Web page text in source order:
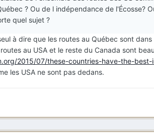
? Ou de l indépendance de l'Écosse?
quel sujet ?
à dire que les routes au Québec sont
au USA et le reste du Canada sont
2015/07/these-countries-have-the-
les USA ne sont pas dedans.